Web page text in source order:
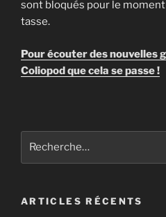
sont bloqués pour le
tasse.
Pour écouter des nouvelles
Coliopod que cela se passe !
ARTICLES RÉCENTS